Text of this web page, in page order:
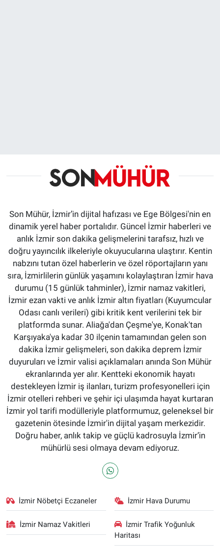
Son Mühür, İzmir’in dijital hafızası ve Ege Bölgesi'nin en
dinamik yerel haber portalıdır. Güncel İzmir haberleri ve
anlık İzmir son dakika gelişmelerini tarafsız, hızlı ve
doğru yayıncılık ilkeleriyle okuyucularına ulaştırır. Kentin
nabzını tutan özel haberlerin ve özel röportajların yanı
sıra, İzmirlilerin günlük yaşamını kolaylaştıran İzmir hava
durumu (15 günlük tahminler), İzmir namaz vakitleri,
İzmir ezan vakti ve anlık İzmir altın fiyatları (Kuyumcular
Odası canlı verileri) gibi kritik kent verilerini tek bir
platformda sunar. Aliağa'dan Çeşme'ye, Konak'tan
Karşıyaka'ya kadar 30 ilçenin tamamından gelen son
dakika İzmir gelişmeleri, son dakika deprem İzmir
duyuruları ve İzmir valisi açıklamaları anında Son Mühür
ekranlarında yer alır. Kentteki ekonomik hayatı
destekleyen İzmir iş ilanları, turizm profesyonelleri için
İzmir otelleri rehberi ve şehir içi ulaşımda hayat kurtaran
İzmir yol tarifi modülleriyle platformumuz, geleneksel bir
gazetenin ötesinde İzmir'in dijital yaşam merkezidir.
Doğru haber, anlık takip ve güçlü kadrosuyla İzmir’in
mühürlü sesi olmaya devam ediyoruz.
İzmir Nöbetçi Eczaneler İzmir Hava Durumu
İzmir Namaz Vakitleri
İzmir Trafik Yoğunluk
Haritası